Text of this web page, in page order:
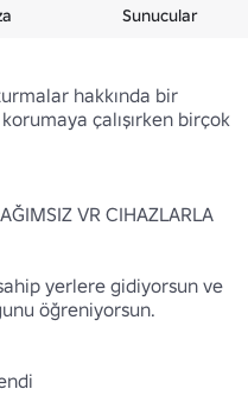
Sunucular
hakkında bir
çalışırken birçok
VR CIHAZLARLA
yerlere gidiyorsun ve
öğreniyorsun.